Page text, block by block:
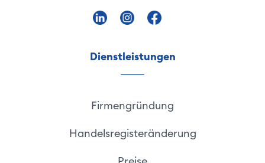
Dienstleistungen
Firmengründung
Handelsregisteränderung